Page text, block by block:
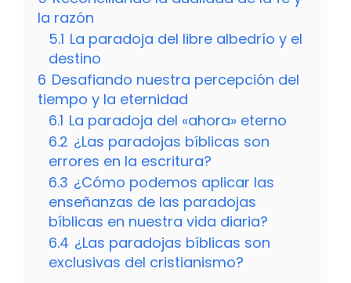
la razón
5.1 La paradoja del libre albedrío y el
destino
6 Desafiando nuestra percepción del
tiempo y la eternidad
6.1 La paradoja del «ahora» eterno
6.2 ¿Las paradojas bíblicas son
errores en la escritura?
6.3 ¿Cómo podemos aplicar las
enseñanzas de las paradojas
bíblicas en nuestra vida diaria?
6.4 ¿Las paradojas bíblicas son
exclusivas del cristianismo?